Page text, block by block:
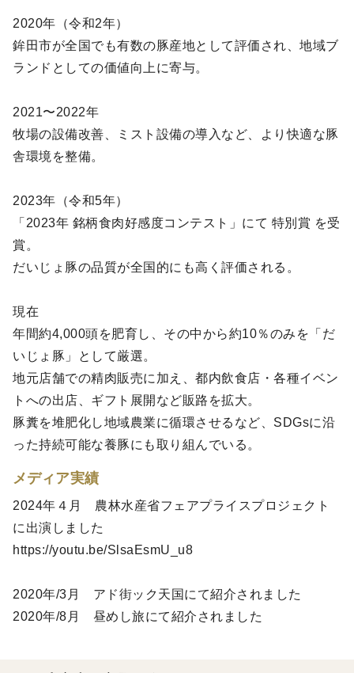
2020年（令和2年）
鉾田市が全国でも有数の豚産地として評価され、地域ブ
ランドとしての価値向上に寄与。
2021〜2022年
牧場の設備改善、ミスト設備の導入など、より快適な豚
舎環境を整備。
2023年（令和5年）
「2023年 銘柄食肉好感度コンテスト」にて 特別賞 を受
賞。
だいじょ豚の品質が全国的にも高く評価される。
現在
年間約4,000頭を肥育し、その中から約10％のみを「だ
いじょ豚」として厳選。
地元店舗での精肉販売に加え、都内飲食店・各種イベン
トへの出店、ギフト展開など販路を拡大。
豚糞を堆肥化し地域農業に循環させるなど、SDGsに沿
った持続可能な養豚にも取り組んでいる。
メディア実績
2024年４月 農林水産省フェアプライスプロジェクト
に出演しました
https://youtu.be/SlsaEsmU_u8
2020年/3月 アド街ック天国にて紹介されました
2020年/8月 昼めし旅にて紹介されました